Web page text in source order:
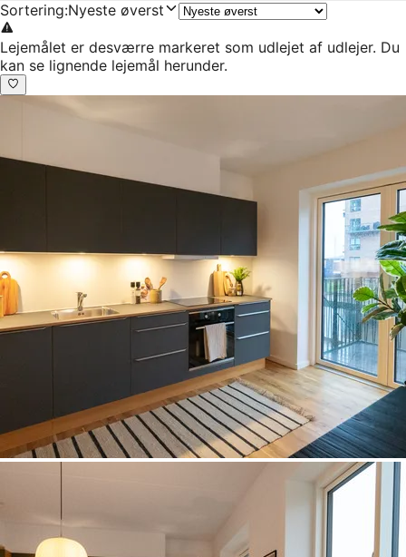
Sortering:Nyeste øverst
Lejemålet er desværre markeret som udlejet af udlejer. Du
kan se lignende lejemål herunder.